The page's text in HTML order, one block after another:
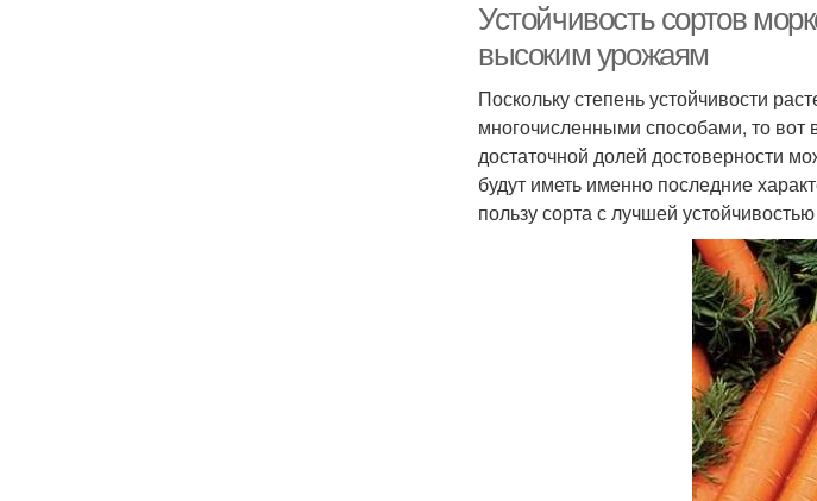
Устойчивость сортов
высоким урожаям
Поскольку степень устойчивости
многочисленными способами, то вот
достаточной долей достоверности
будут иметь именно последние
пользу сорта с лучшей